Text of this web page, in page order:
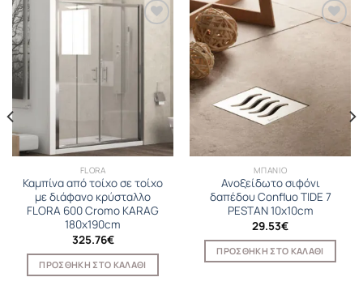
FLORA
Καμπίνα από τοίχο σε τοίχο
με διάφανο κρύσταλλο
FLORA 600 Cromo KARAG
180x190cm
325.76€
ΠΡΟΣΘΉΚΗ ΣΤΟ ΚΑΛΆΘΙ
ΜΠΑΝΙΟ
Ανοξείδωτο σιφόνι
δαπέδου Confluo TIDE 7
PESTAN 10x10cm
29.53€
ΠΡΟΣΘΉΚΗ ΣΤΟ ΚΑΛΆΘΙ